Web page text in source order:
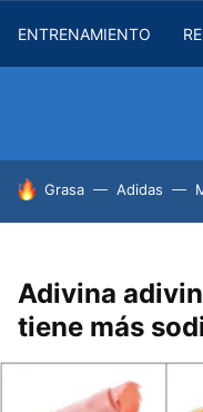
ENTRENAMIENTO
HOY SE HABLA DE
Grasa Adidas
Adivina
tiene más